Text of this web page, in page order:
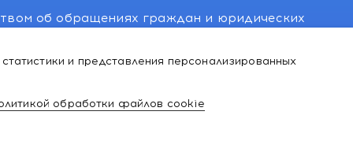
и представления персонализированных
обработки файлов cookie
об обращениях граждан и юридических
о нарушении их прав, предусмотренных